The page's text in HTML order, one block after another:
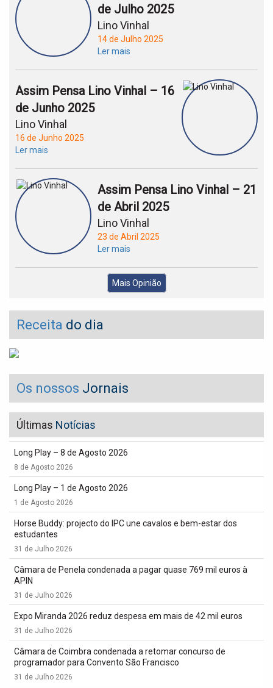
de Julho 2025
Lino Vinhal
14 de Julho 2025
Ler mais
Assim Pensa Lino Vinhal – 16
de Junho 2025
Lino Vinhal
16 de Junho 2025
Ler mais
Assim Pensa Lino Vinhal – 21
de Abril 2025
Lino Vinhal
23 de Abril 2025
Ler mais
Mais Opinião
Receita do dia
Os nossos Jornais
Últimas Notícias
Long Play – 8 de Agosto 2026
8 de Agosto 2026
Long Play – 1 de Agosto 2026
1 de Agosto 2026
Horse Buddy: projecto do IPC une cavalos e bem-estar dos
estudantes
31 de Julho 2026
Câmara de Penela condenada a pagar quase 769 mil euros à
APIN
31 de Julho 2026
Expo Miranda 2026 reduz despesa em mais de 42 mil euros
31 de Julho 2026
Câmara de Coimbra condenada a retomar concurso de
programador para Convento São Francisco
31 de Julho 2026